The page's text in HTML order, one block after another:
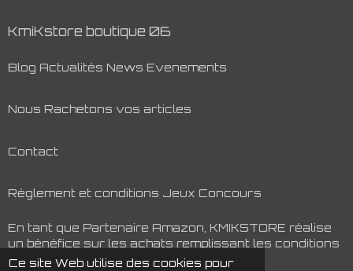
Ce site Web utilise des cookies pour
KmiKstore boutique 06
Blog Actualités News Evenements
Nous Rachetons vos articles
Contact
Règlement et conditions Jeux Concours
En tant que Partenaire Amazon, KMIKSTORE réalise
un bénéfice sur les achats remplissant les conditions
requises.